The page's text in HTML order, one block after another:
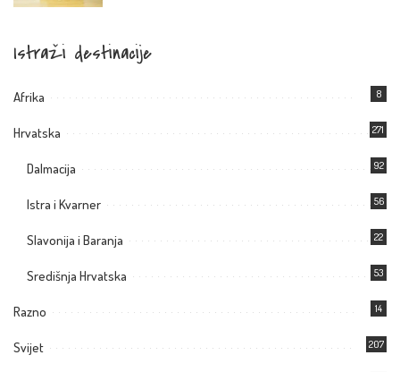
Istraži destinacije
Afrika 8
Hrvatska 271
Dalmacija 92
Istra i Kvarner 56
Slavonija i Baranja 22
Središnja Hrvatska 53
Razno 14
Svijet 207